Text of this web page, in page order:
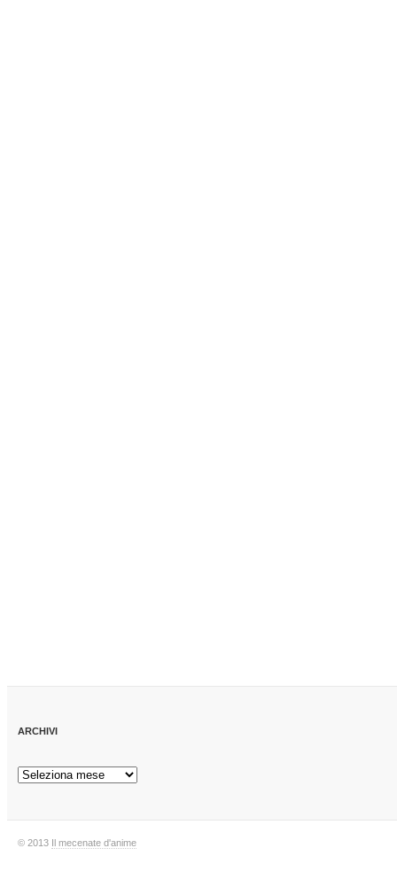
ARCHIVI
© 2013 Il mecenate d'anime